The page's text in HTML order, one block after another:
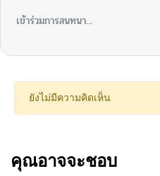
เข้าร่วมการสนทนา...
ยังไม่มีความคิดเห็น
คุณอาจจะชอบ